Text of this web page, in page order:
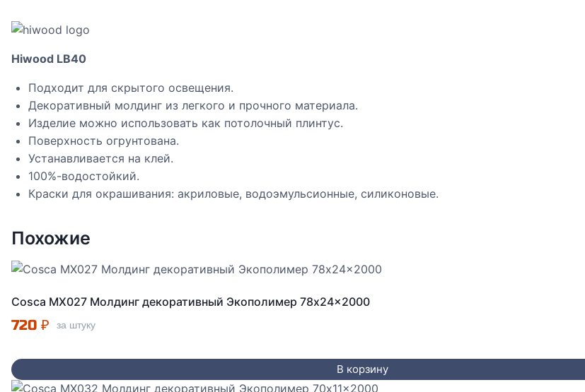
Hiwood LB40
Подходит для скрытого освещения.
Декоративный молдинг из легкого и прочного материала.
Изделие можно использовать как потолочный плинтус.
Поверхность огрунтована.
Устанавливается на клей.
100%-водостойкий.
Краски для окрашивания: акриловые, водоэмульсионные, силиконовые.
Похожие
Cosca МX027 Молдинг декоративный Экополимер 78x24x2000
720 ₽ за штуку
В корзину